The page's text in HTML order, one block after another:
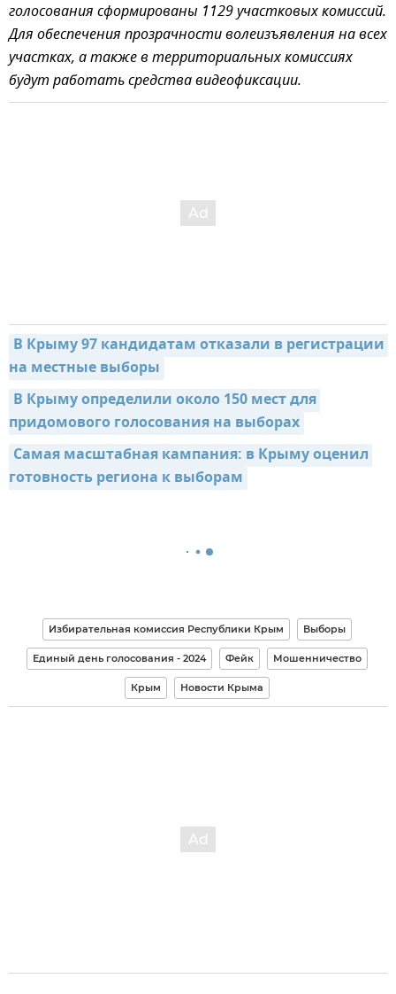
голосования сформированы 1129 участковых комиссий.
Для обеспечения прозрачности волеизъявления на всех
участках, а также в территориальных комиссиях
будут работать средства видеофиксации.
В Крыму 97 кандидатам отказали в регистрации
на местные выборы
В Крыму определили около 150 мест для
придомового голосования на выборах
Самая масштабная кампания: в Крыму оценил
готовность региона к выборам
Избирательная комиссия Республики Крым Выборы
Единый день голосования - 2024 Фейк Мошенничество
Крым Новости Крыма